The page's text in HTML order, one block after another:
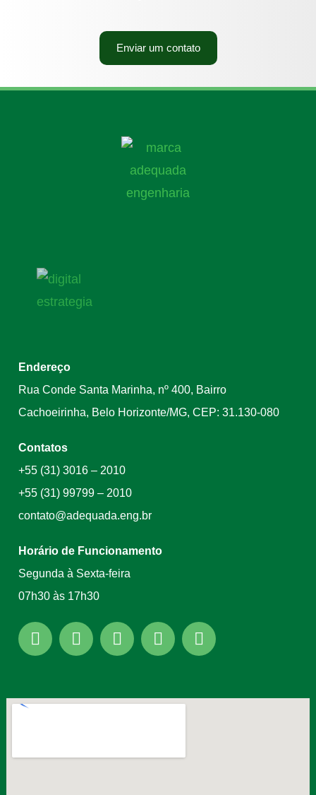
Enviar um contato
Endereço
Rua Conde Santa Marinha, nº 400, Bairro
Cachoeirinha, Belo Horizonte/MG, CEP: 31.130-080
Contatos
+55 (31) 3016 – 2010
+55 (31) 99799 – 2010
contato@adequada.eng.br
Horário de Funcionamento
Segunda à Sexta-feira
07h30 às 17h30